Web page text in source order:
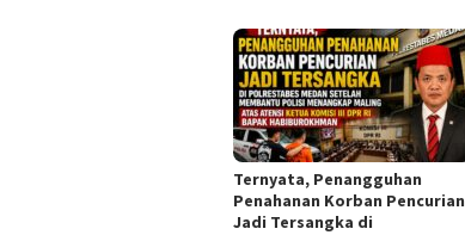
Ternyata, Penangguhan
Penahanan Korban Pencurian
Jadi Tersangka di